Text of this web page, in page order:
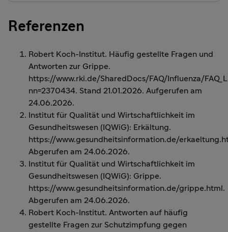
Referenzen
Robert Koch-Institut. Häufig gestellte Fragen und
Antworten zur Grippe.
https://www.rki.de/SharedDocs/FAQ/Influenza/
nn=2370434. Stand 21.01.2026. Aufgerufen am
24.06.2026.
Institut für Qualität und Wirtschaftlichkeit im
Gesundheitswesen (IQWiG): Erkältung.
https://www.gesundheitsinformation.de/
Abgerufen am 24.06.2026.
Institut für Qualität und Wirtschaftlichkeit im
Gesundheitswesen (IQWiG): Grippe.
https://www.gesundheitsinformation.de/grippe.html.
Abgerufen am 24.06.2026.
Robert Koch-Institut. Antworten auf häufig
gestellte Fragen zur Schutzimpfung gegen